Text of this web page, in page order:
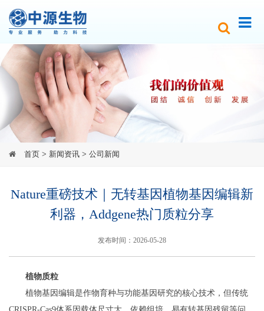
首页 > 新闻资讯 > 公司新闻
Nature重磅技术｜无转基因植物基因编辑新
利器，Addgene热门质粒分享
发布时间：2026-05-28
植物质粒
植物基因编辑是作物育种与功能基因研究的核心技术，但传统